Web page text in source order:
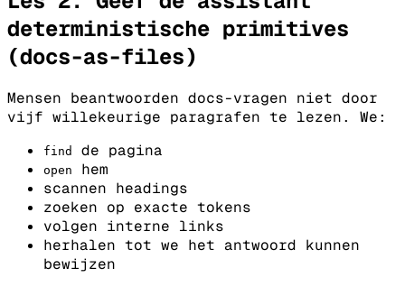
deterministische primitives
(docs-as-files)
Mensen beantwoorden docs-vragen niet door
vijf willekeurige paragrafen te lezen. We:
find de pagina
open
hem
scannen headings
zoeken op exacte tokens
volgen interne links
herhalen tot we het antwoord kunnen
bewijzen